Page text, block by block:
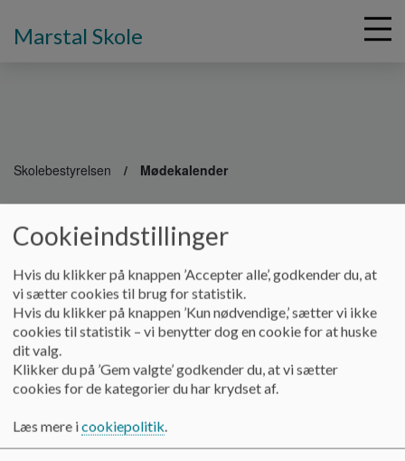
i
d
Marstal Skole
Skolebestyrelsen Mødekalender
Mødekalender for Skolebestyrelsen
Her er Skolebestyrelsens mødekalender for skoleåret
2025/2026. Mødetid: kl. 17-19.
Som udgangspunkt er der formøde for de forældrevalgte
medlemmer fra kl. 16-17 forud for hvert møde.
D. 25.09.25
D. 21.10.25
Cookieindstillinger
Hvis du klikker på knappen ’Accepter alle’, godkender du, at
vi sætter cookies til brug for statistik.
Hvis du klikker på knappen ’Kun nødvendige,’ sætter vi ikke
cookies til statistik – vi benytter dog en cookie for at huske
dit valg.
Klikker du på ’Gem valgte’ godkender du, at vi sætter
cookies for de kategorier du har krydset af.
Læs mere icookiepolitik.